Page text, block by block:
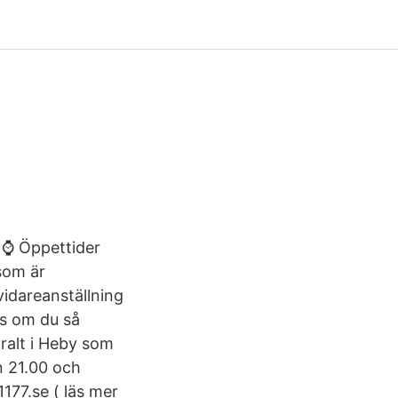
Öppettider
är
om du så
i Heby som
21.00 och
( läs mer